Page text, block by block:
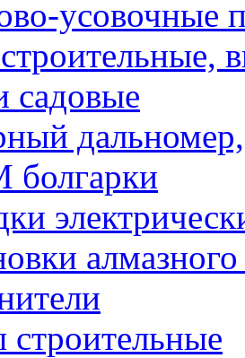
усовочные
садовые
дальномер,